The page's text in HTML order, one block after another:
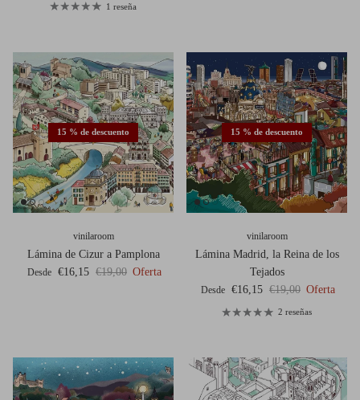
1 reseña
15 % de descuento
vinilaroom
Lámina de Cizur a Pamplona
Precio de venta
Desde €16,15 Precio normal
€19,00 Oferta
15 % de descuento
vinilaroom
Lámina Madrid, la Reina de los
Tejados
Precio de venta
Desde €16,15 Precio normal
€19,00 Oferta
2 reseñas